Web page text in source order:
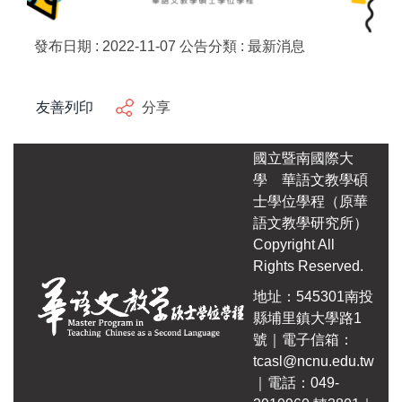
發布日期 : 2022-11-07 公告分類 : 最新消息
友善列印 分享
國立暨南國際大
學 華語文教學碩
士學位學程（原華
語文教學研究所）
Copyright All
Rights Reserved.
地址：545301南投
縣埔里鎮大學路1
號｜電子信箱：
tcasl@ncnu.edu.tw
｜電話：049-